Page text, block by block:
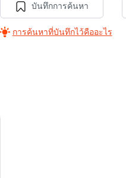
บันทึกการค้นหา
การค้นหาที่บันทึกไว้คืออะไร